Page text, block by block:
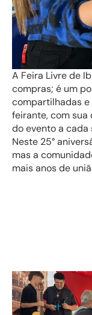
A Feira Livre de
compras; é um
compartilhadas e
feirante, com
do evento a cada
Neste 25°
mas a
mais anos de